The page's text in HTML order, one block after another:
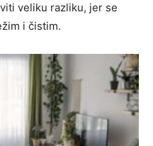
veliku razliku, jer se
i čistim.